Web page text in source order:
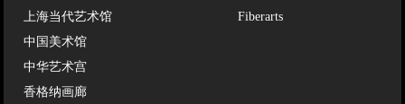
上海当代艺术馆
中国美术馆
中华艺术宫
香格纳画廊
Fiberarts